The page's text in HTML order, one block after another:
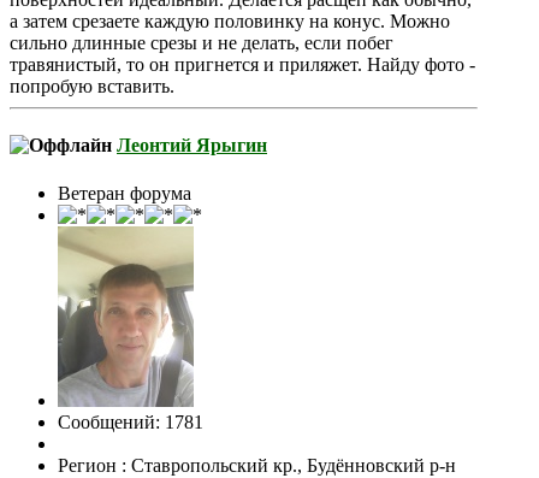
а затем срезаете каждую половинку на конус. Можно
сильно длинные срезы и не делать, если побег
травянистый, то он пригнется и приляжет. Найду фото -
попробую вставить.
Леонтий Ярыгин
Ветеран форума
Сообщений: 1781
Регион : Ставропольский кр., Будённовский р-н